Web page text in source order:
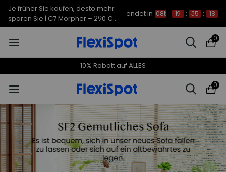
Je früher Sie kaufen, desto mehr
sparen Sie | C7 Morpher – 290 €
Rabatt
endet in 08t : 19 : 35 : 18
0
10% Rabatt auf ALLES
0